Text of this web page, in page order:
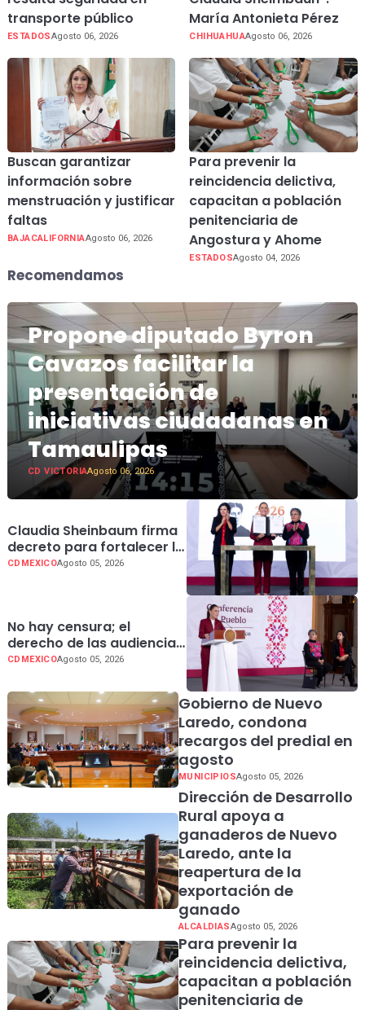
transporte público
ESTADOSAgosto 06, 2026
María Antonieta Pérez
CHIHUAHUAAgosto 06, 2026
Buscan garantizar
información sobre
menstruación y justificar
faltas
BAJACALIFORNIAAgosto 06, 2026
Para prevenir la
reincidencia delictiva,
capacitan a población
penitenciaria de
Angostura y Ahome
ESTADOSAgosto 04, 2026
Recomendamos
Propone diputado Byron
Cavazos facilitar la
presentación de
iniciativas ciudadanas en
Tamaulipas
CD VICTORIAAgosto 06, 2026
Claudia Sheinbaum firma
decreto para fortalecer la
transparencia en el
CDMEXICOAgosto 05, 2026
No hay censura; el
derecho de las audiencias
es un principio
Claudia Sheinbaum
CDMEXICOAgosto 05, 2026
Gobierno de Nuevo
Laredo, condona
recargos del predial en
agosto
MUNICIPIOSAgosto 05, 2026
Dirección de Desarrollo
Rural apoya a
ganaderos de Nuevo
Laredo, ante la
reapertura de la
exportación de
ganado
ALCALDIASAgosto 05, 2026
Para prevenir la
reincidencia delictiva,
capacitan a población
penitenciaria de